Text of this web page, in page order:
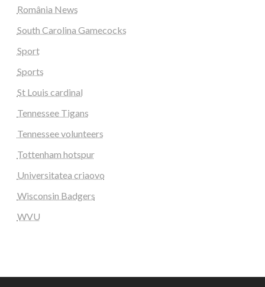
România News
South Carolina Gamecocks
Sport
Sports
St Louis cardinal
Tennessee Tigans
Tennessee volunteers
Tottenham hotspur
Universitatea criaovo
Wisconsin Badgers
WVU